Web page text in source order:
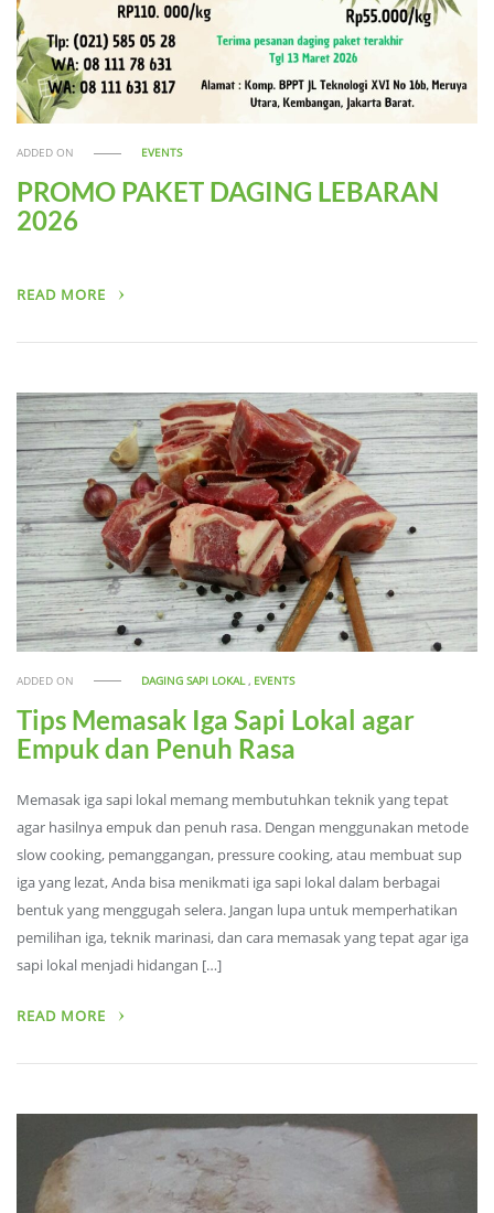
ADDED ON EVENTS
PROMO PAKET DAGING LEBARAN
2026
READ MORE
ADDED ON DAGING SAPI LOKAL , EVENTS
Tips Memasak Iga Sapi Lokal agar
Empuk dan Penuh Rasa
Memasak iga sapi lokal memang membutuhkan teknik yang tepat
agar hasilnya empuk dan penuh rasa. Dengan menggunakan metode
slow cooking, pemanggangan, pressure cooking, atau membuat sup
iga yang lezat, Anda bisa menikmati iga sapi lokal dalam berbagai
bentuk yang menggugah selera. Jangan lupa untuk memperhatikan
pemilihan iga, teknik marinasi, dan cara memasak yang tepat agar iga
sapi lokal menjadi hidangan […]
READ MORE